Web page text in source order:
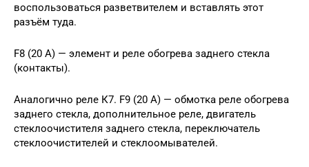
воспользоваться разветвителем и вставлять этот
разъём туда.
F8 (20 А) — элемент и реле обогрева заднего стекла
(контакты).
Аналогично реле К7. F9 (20 А) — обмотка реле обогрева
заднего стекла, дополнительное реле, двигатель
стеклоочистителя заднего стекла, переключатель
стеклоочистителей и стеклоомывателей.